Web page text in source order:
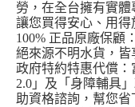
勞，在全台擁有實體
讓您買得安心、用得
100% 正品原廠保顧
絕來源不明水貨，皆
政府特約特惠代償
2.0」及「身障輔具
助資格諮詢，幫您省